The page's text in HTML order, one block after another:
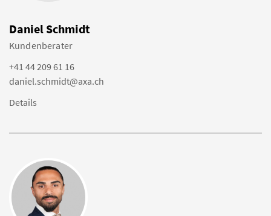
Daniel Schmidt
Kundenberater
+41 44 209 61 16
daniel.schmidt@axa.ch
Details